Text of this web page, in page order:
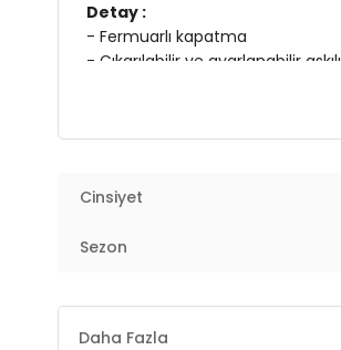
Detay :
- Fermuarlı kapatma
- Çıkarılabilir ve ayarlanabilir askılı
Üretim Yeri :Türkiye
Cinsiyet
Sezon
Daha Fazla